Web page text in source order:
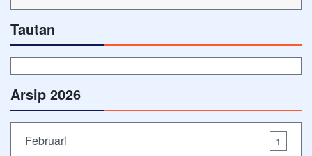
Tautan
Arsip 2026
Februari 1